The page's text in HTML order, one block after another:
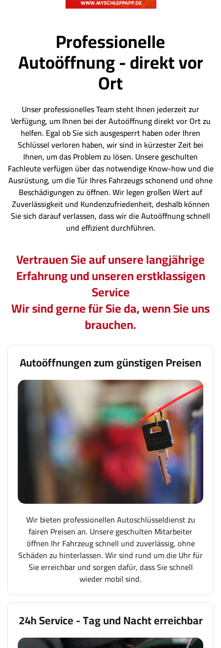
Professionelle
Autoöffnung - direkt vor
Ort
Unser professionelles Team steht Ihnen jederzeit zur
Verfügung, um Ihnen bei der Autoöffnung direkt vor Ort zu
helfen. Egal ob Sie sich ausgesperrt haben oder Ihren
Schlüssel verloren haben, wir sind in kürzester Zeit bei
Ihnen, um das Problem zu lösen. Unsere geschulten
Fachleute verfügen über das notwendige Know-how und die
Ausrüstung, um die Tür Ihres Fahrzeugs schonend und ohne
Beschädigungen zu öffnen. Wir legen großen Wert auf
Zuverlässigkeit und Kundenzufriedenheit, deshalb können
Sie sich darauf verlassen, dass wir die Autoöffnung schnell
und effizient durchführen.
Vertrauen Sie auf unsere langjährige
Erfahrung und unseren erstklassigen
Service
Wir sind gerne für Sie da, wenn Sie uns
brauchen.
Autoöffnungen zum günstigen Preisen
Wir bieten professionellen Autoschlüsseldienst zu
fairen Preisen an. Unsere geschulten Mitarbeiter
öffnen Ihr Fahrzeug schnell und zuverlässig, ohne
Schäden zu hinterlassen. Wir sind rund um die Uhr für
Sie erreichbar und sorgen dafür, dass Sie schnell
wieder mobil sind.
24h Service - Tag und Nacht erreichbar